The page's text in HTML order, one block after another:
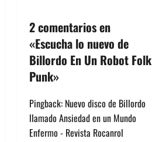
c
i
ó
n
d
2 comentarios en
«Escucha lo nuevo de
Billordo En Un Robot Folk
Punk»
Pingback: Nuevo disco de Billordo
llamado Ansiedad en un Mundo
Enfermo - Revista Rocanrol